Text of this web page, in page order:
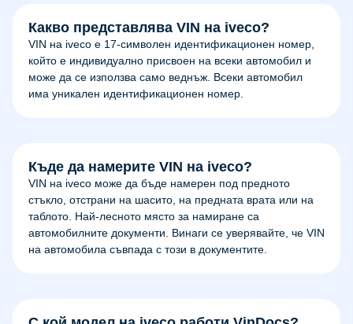
Какво представлява VIN на iveco?
VIN на iveco е 17-символен идентификационен номер,
който е индивидуално присвоен на всеки автомобил и
може да се използва само веднъж. Всеки автомобил
има уникален идентификационен номер.
Къде да намерите VIN на iveco?
VIN на iveco може да бъде намерен под предното
стъкло, отстрани на шасито, на предната врата или на
таблото. Най-лесното място за намиране са
автомобилните документи. Винаги се уверявайте, че VIN
на автомобила съвпада с този в документите.